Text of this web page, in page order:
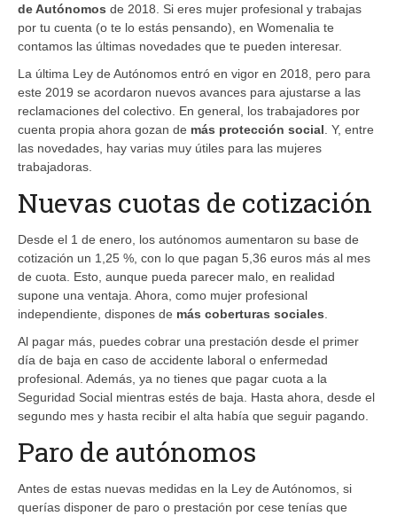
de Autónomos de 2018. Si eres mujer profesional y trabajas
por tu cuenta (o te lo estás pensando), en Womenalia te
contamos las últimas novedades que te pueden interesar.
La última Ley de Autónomos entró en vigor en 2018, pero para
este 2019 se acordaron nuevos avances para ajustarse a las
reclamaciones del colectivo. En general, los trabajadores por
cuenta propia ahora gozan de más protección social . Y, entre
las novedades, hay varias muy útiles para las mujeres
trabajadoras.
Nuevas cuotas de cotización
Desde el 1 de enero, los autónomos aumentaron su base de
cotización un 1,25 %, con lo que pagan 5,36 euros más al mes
de cuota. Esto, aunque pueda parecer malo, en realidad
supone una ventaja. Ahora, como mujer profesional
independiente, dispones de más coberturas sociales
Al pagar más, puedes cobrar una prestación desde el primer
día de baja en caso de accidente laboral o enfermedad
profesional. Además, ya no tienes que pagar cuota a la
Seguridad Social mientras estés de baja. Hasta ahora, desde el
segundo mes y hasta recibir el alta había que seguir pagando.
Paro de autónomos
Antes de estas nuevas medidas en la Ley de Autónomos, si
querías disponer de paro o prestación por cese tenías que